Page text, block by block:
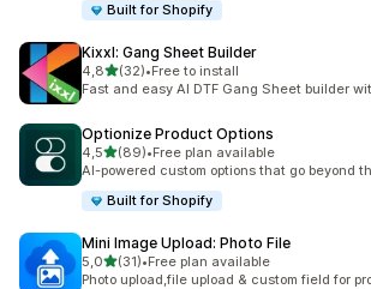
Built for Shopify
Kixxl: Gang Sheet Builder
4,8z 5 hvězd
(32)
Celkový počet recenzí: 32
•Free to install
Fast and easy AI DTF Gang Sheet builder
Optionize Product Options
4,5z 5 hvězd
(89)
Celkový počet recenzí: 89
•Free plan available
AI-powered custom options that go beyond
Built for Shopify
Mini Image Upload: Photo File
5,0z 5 hvězd
(31)
Celkový počet recenzí: 31
•Free plan available
Photo upload,file upload & custom field for